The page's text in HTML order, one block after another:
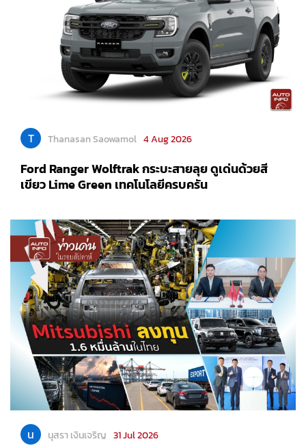
T Thanasan Saowamol 4 Aug 2026
Ford Ranger Wolftrak กระบะสายลุย ดูเด่นด้วยสี
เขียว Lime Green เทคโนโลยีครบครัน
น นุสรา เงินเจริญ 31 Jul 2026